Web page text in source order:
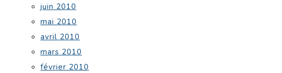
juin 2010
mai 2010
avril 2010
mars 2010
février 2010